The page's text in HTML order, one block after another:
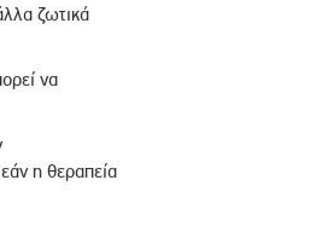
ζωτικά
να
η θεραπεία